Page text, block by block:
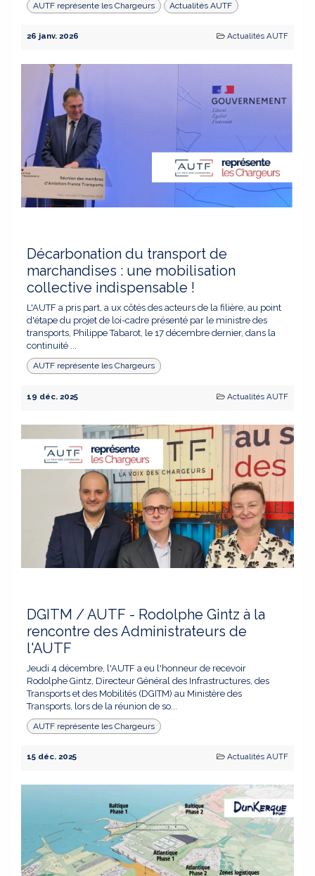
AUTF représente les Chargeurs Actualités AUTF
26 janv. 2026 Actualités AUTF
Décarbonation du transport de
marchandises : une mobilisation
collective indispensable !
L'AUTF a pris part, a ux côtés des acteurs de la filière, au point
d'étape du projet de loi-cadre présenté par le ministre des
transports, Philippe Tabarot, le 17 décembre dernier, dans la
continuité ...
AUTF représente les Chargeurs
19 déc. 2025 Actualités AUTF
DGITM / AUTF - Rodolphe Gintz à la
rencontre des Administrateurs de
l'AUTF
Jeudi 4 décembre, l'AUTF a eu l'honneur de recevoir
Rodolphe Gintz, Directeur Général des Infrastructures, des
Transports et des Mobilités (DGITM) au Ministère des
Transports, lors de la réunion de so...
AUTF représente les Chargeurs
15 déc. 2025 Actualités AUTF